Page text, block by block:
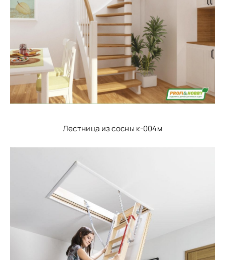
Лестница из сосны к-004м